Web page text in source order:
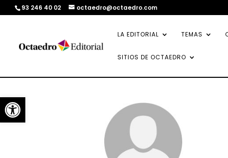
Abrir barra de herramientas
93 246 40 02 octaedro@octaedro.com
LA EDITORIAL TEMAS
SITIOS DE OCTAEDRO